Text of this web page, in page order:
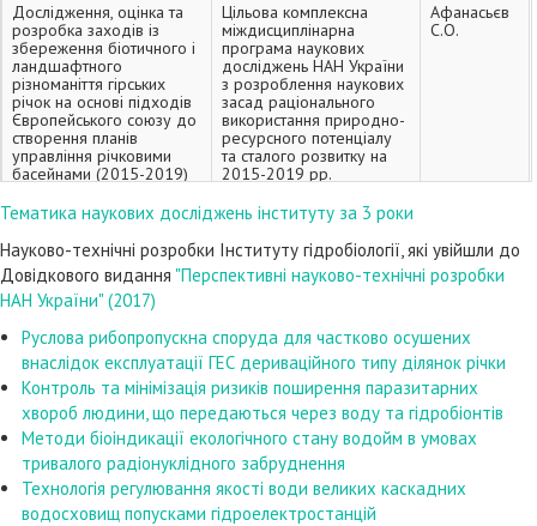
Дослідження, оцінка та
розробка заходів із
збереження біотичного і
ландшафтного
різноманіття гірських
річок на основі підходів
Європейського союзу до
створення планів
управління річковими
басейнами (2015-2019)
Цільова комплексна
міждисциплінарна
програма наукових
досліджень НАН України
з розроблення наукових
засад раціонального
використання природно-
ресурсного потенціалу
та сталого розвитку на
2015-2019 рр.
Афанасьєв
С.О.
Прогноз та упередження
негативних наслідків
впливу кліматичних змін
на екологічний стан,
потенціал та
біорізноманітність
(2016-2021)
Цільова програма
наукових досліджень
Відділення загальної
біології НАН України
«Фундаментальні засади
негативного впливу змін
кліматичних умов на
біотичні системи України»
Будова, біологія та
філогенія амеб,
ізольованих з
бентонітових глин
мезозойських відкладень
(2014-2015 рр.)
Конкурс НАН України та
РФФД
Юришинець
В.І.
Тематика наукових досліджень інституту за 3 роки
Науково-технічні розробки Інституту гідробіології, які увійшли до
Довідкового видання "Перспективні науково-технічні розробки
НАН України" (2017)
Руслова рибопропускна споруда для частково осушених
внаслідок експлуатації ГЕС дериваційного типу ділянок річки
Контроль та мінімізація ризиків поширення паразитарних
хвороб людини, що передаються через воду та гідробіонтів
Методи біоіндикації екологічного стану водойм в умовах
тривалого радіонуклідного забруднення
Технологія регулювання якості води великих каскадних
водосховищ попусками гідроелектростанцій